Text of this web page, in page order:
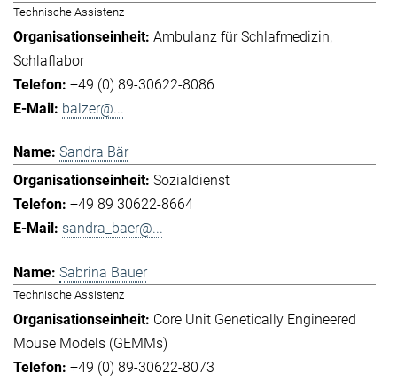
Technische Assistenz
Ambulanz für Schlafmedizin
Schlaflabor
+49 (0) 89-30622-8086
balzer@...
Sandra Bär
Sozialdienst
+49 89 30622-8664
sandra_baer@...
Sabrina Bauer
Technische Assistenz
Core Unit Genetically Engineered
Mouse Models (GEMMs)
+49 (0) 89-30622-8073